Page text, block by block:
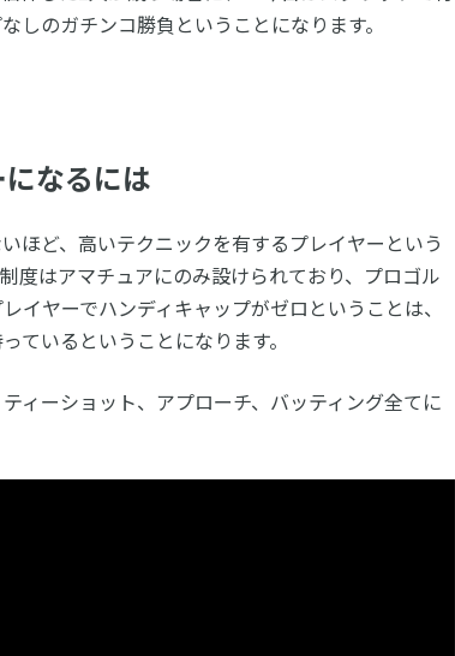
しのガチンコ勝負ということになります。
なるには
ほど、高いテクニックを有するプレイヤーという
度はアマチュアにのみ設けられており、プロゴル
イヤーでハンディキャップがゼロということは、
ているということになります。
ィーショット、アプローチ、バッティング全てに